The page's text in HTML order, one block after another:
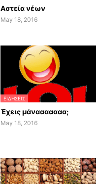
Αστεία νέων
May 18, 2016
ΕΙΔΗΣΕΙΣ
Έχεις μάνααααααα;
May 18, 2016